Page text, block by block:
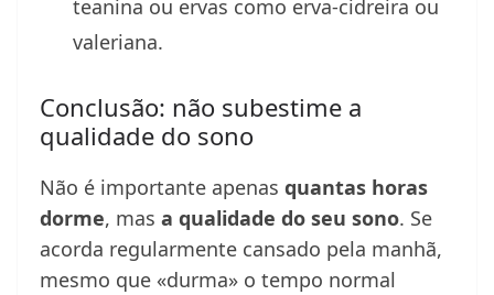
teanina ou ervas como erva-cidreira ou
valeriana.
Conclusão: não subestime a
qualidade do sono
Não é importante apenas quantas horas
dorme, mas a qualidade do seu sono. Se
acorda regularmente cansado pela manhã,
mesmo que «durma» o tempo normal